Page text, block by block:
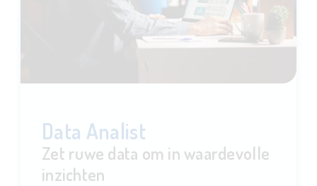
Data Analist
Zet ruwe data om in waardevolle
inzichten